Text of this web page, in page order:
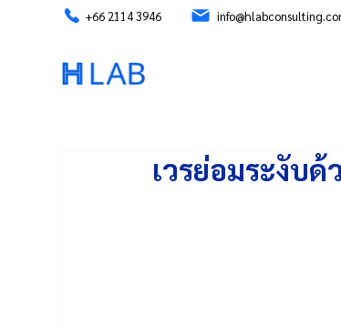
+66 2114 3946
เวรย่อมระงับ